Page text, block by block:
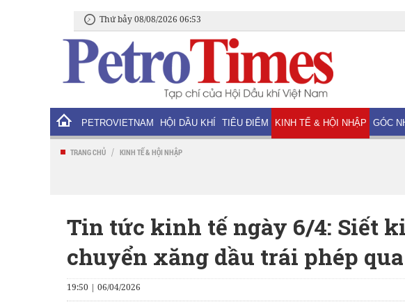
Thứ bảy 08/08/2026 06:53
PETROVIETNAM HỘI DẦU KHÍ TIÊU ĐIỂM KINH TẾ & HỘI NHẬP GÓC
TRANG CHỦ / KINH TẾ & HỘI NHẬP
Tin tức kinh tế ngày 6/4: Siết
chuyển xăng dầu trái phép
19:50 | 06/04/2026